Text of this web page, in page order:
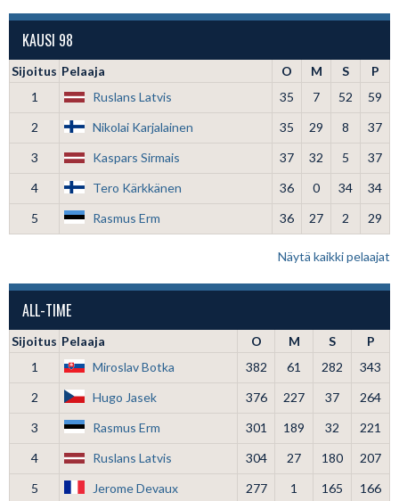
KAUSI 98
Sijoitus Pelaaja O M S
P
1
Ruslans Latvis 35 7 52
59
2
Nikolai Karjalainen 35 29 8
37
3
Kaspars Sirmais 37 32 5
37
4
Tero Kärkkänen 36 0 34
34
5
Rasmus Erm 36 27 2 29
Näytä kaikki pelaajat
ALL-TIME
Sijoitus Pelaaja O M S
P
1
Miroslav Botka 382 61 282
343
2
Hugo Jasek 376 227 37
264
3
Rasmus Erm 301 189 32
221
4
Ruslans Latvis 304 27 180
207
5
Jerome Devaux 277 1 165 166